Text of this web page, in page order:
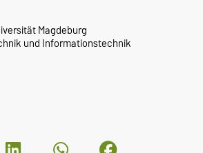
Magdeburg
und Informationstechnik